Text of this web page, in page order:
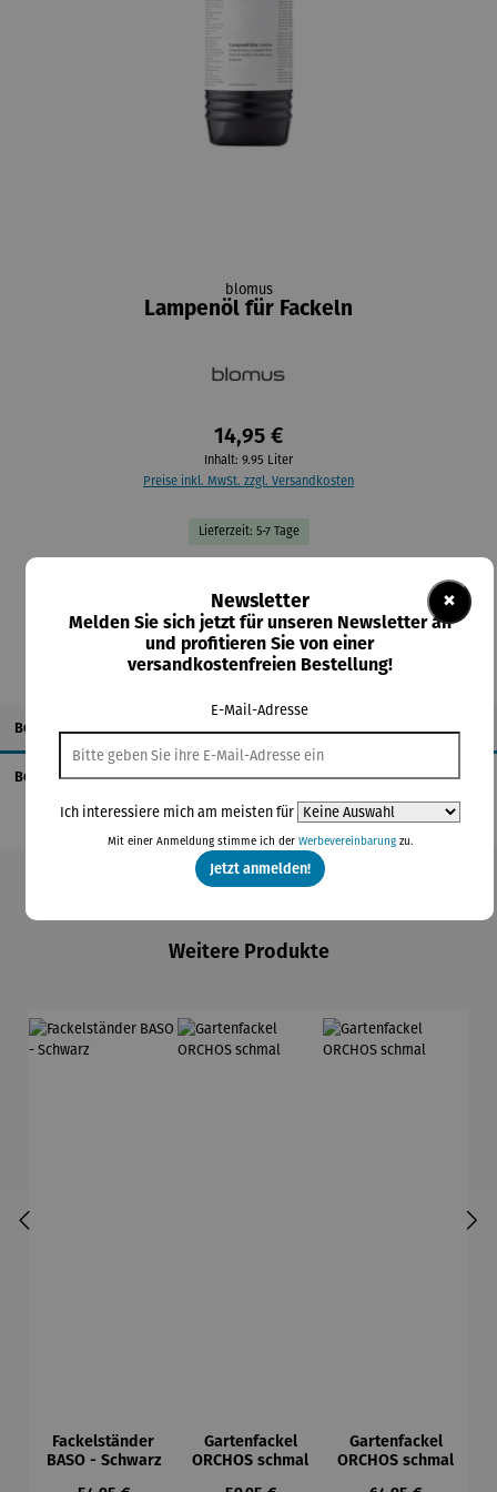
blomus
Lampenöl für Fackeln
14,95 €
Inhalt: 9.95 Liter
Preise inkl. MwSt. zzgl. Versandkosten
Lieferzeit: 5-7 Tage
In den Warenkorb
Beschreibung
Bewertungen
Weitere Produkte
Fackelständer
BASO - Schwarz
Gartenfackel
ORCHOS schmal
Gartenfackel
ORCHOS schmal
×
Newsletter
Melden Sie sich jetzt für unseren Newsletter an
und profitieren Sie von einer
versandkostenfreien Bestellung!
E-Mail-Adresse
Ich interessiere mich am meisten für
Mit einer Anmeldung stimme ich der Werbevereinbarungzu.
Jetzt anmelden!